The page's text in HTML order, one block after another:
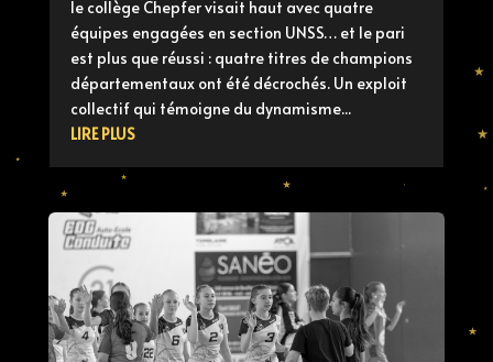
le collège Chepfer visait haut avec quatre
équipes engagées en section UNSS… et le pari
est plus que réussi : quatre titres de champions
départementaux ont été décrochés. Un exploit
collectif qui témoigne du dynamisme...
LIRE PLUS